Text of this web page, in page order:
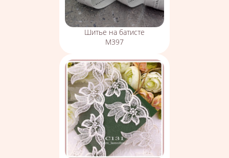
Шитье на батисте
М397